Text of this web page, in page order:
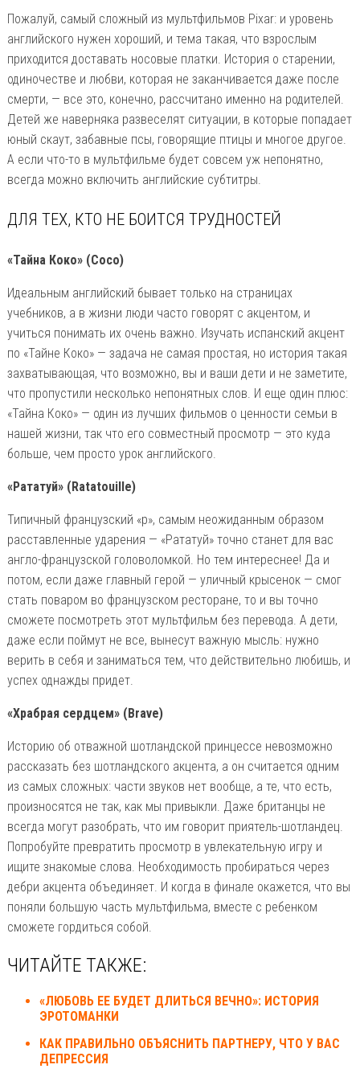
Пожалуй, самый сложный из мультфильмов Pixar: и уровень
английского нужен хороший, и тема такая, что взрослым
приходится доставать носовые платки. История о старении,
одиночестве и любви, которая не заканчивается даже после
смерти, — все это, конечно, рассчитано именно на родителей.
Детей же наверняка развеселят ситуации, в которые попадает
юный скаут, забавные псы, говорящие птицы и многое другое.
А если что-то в мультфильме будет совсем уж непонятно,
всегда можно включить английские субтитры.
ДЛЯ ТЕХ, КТО НЕ БОИТСЯ ТРУДНОСТЕЙ
«Тайна Коко» (Coco)
Идеальным английский бывает только на страницах
учебников, а в жизни люди часто говорят с акцентом, и
учиться понимать их очень важно. Изучать испанский акцент
по «Тайне Коко» — задача не самая простая, но история такая
захватывающая, что возможно, вы и ваши дети и не заметите,
что пропустили несколько непонятных слов. И еще один плюс:
«Тайна Коко» — один из лучших фильмов о ценности семьи в
нашей жизни, так что его совместный просмотр — это куда
больше, чем просто урок английского.
«Рататуй» (Ratatouille)
Типичный французский «р», самым неожиданным образом
расставленные ударения — «Рататуй» точно станет для вас
англо-французской головоломкой. Но тем интереснее! Да и
потом, если даже главный герой — уличный крысенок — смог
стать поваром во французском ресторане, то и вы точно
сможете посмотреть этот мультфильм без перевода. А дети,
даже если поймут не все, вынесут важную мысль: нужно
верить в себя и заниматься тем, что действительно любишь, и
успех однажды придет.
«Храбрая сердцем» (Brave)
Историю об отважной шотландской принцессе невозможно
рассказать без шотландского акцента, а он считается одним
из самых сложных: части звуков нет вообще, а те, что есть,
произносятся не так, как мы привыкли. Даже британцы не
всегда могут разобрать, что им говорит приятель-шотландец.
Попробуйте превратить просмотр в увлекательную игру и
ищите знакомые слова. Необходимость пробираться через
дебри акцента объединяет. И когда в финале окажется, что вы
поняли большую часть мультфильма, вместе с ребенком
сможете гордиться собой.
ЧИТАЙТЕ ТАКЖЕ:
«ЛЮБОВЬ ЕЕ БУДЕТ ДЛИТЬСЯ ВЕЧНО»: ИСТОРИЯ
ЭРОТОМАНКИ
КАК ПРАВИЛЬНО ОБЪЯСНИТЬ ПАРТНЕРУ, ЧТО У ВАС
ДЕПРЕССИЯ